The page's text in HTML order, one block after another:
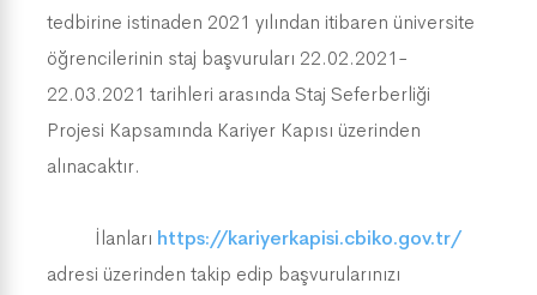
tedbirine istinaden 2021 yılından itibaren üniversite
öğrencilerinin staj başvuruları 22.02.2021-
22.03.2021 tarihleri arasında Staj Seferberliği
Projesi Kapsamında Kariyer Kapısı üzerinden
alınacaktır.
İlanları https://kariyerkapisi.cbiko.gov.tr/
adresi üzerinden takip edip başvurularınızı